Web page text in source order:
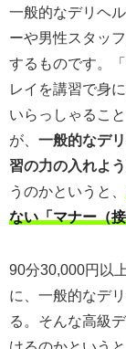
一般的なデリヘ
ーや男性スタッ
するものです。
レイを講習で身
いらっしゃるこ
が、 一般的なデ
習の力の入れよ
うのかというと、
ない「マナー（
90分30,000円以
に、一般的なデ
る。そんな高級